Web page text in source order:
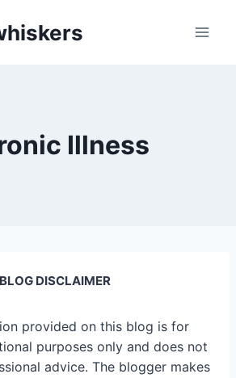
Illness
BLOG DISCLAIMER
provided on this blog is for
purposes only and does not
advice. The blogger makes